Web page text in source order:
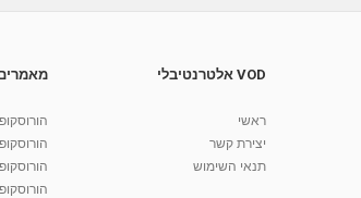
VOD אלטרנטיבלי
ראשי
יצירת קשר
תנאי השימוש